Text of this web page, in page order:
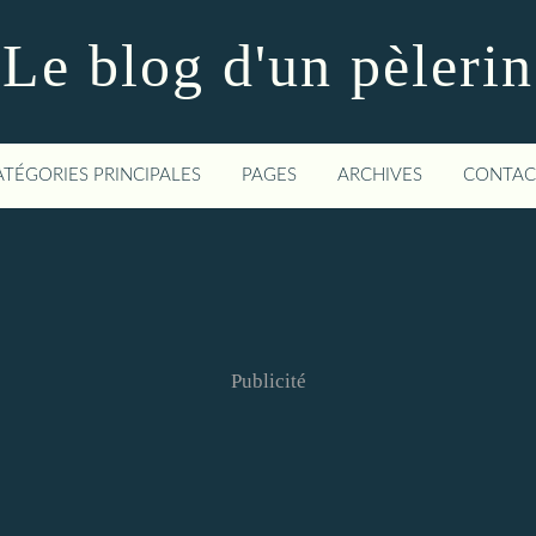
Le blog d'un pèlerin
PRINCIPALES PAGES ARCHIVES
Publicité